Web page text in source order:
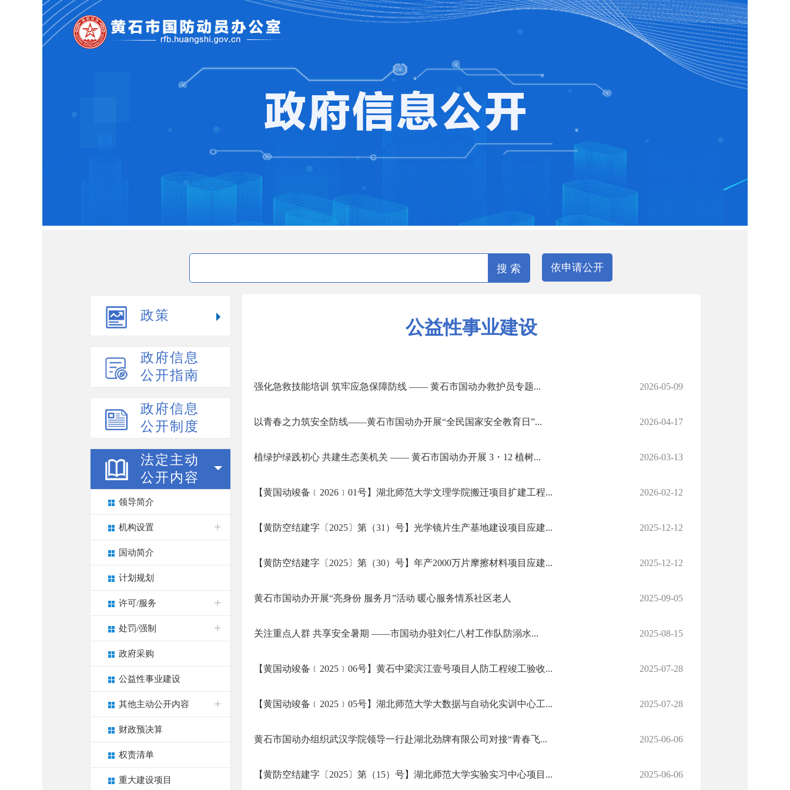
搜 索 依申请公开
政策
政府信息
公开指南
政府信息
公开制度
法定主动
公开内容
领导简介
机构设置
国动简介
计划规划
许可/服务
处罚/强制
政府采购
公益性事业建设
其他主动公开内容
财政预决算
权责清单
重大建设项目
公益性事业建设
2026-05-09
强化急救技能培训 筑牢应急保障防线 —— 黄石市国动办救护员专题...
2026-04-17
以青春之力筑安全防线——黄石市国动办开展“全民国家安全教育日”...
2026-03-13
植绿护绿践初心 共建生态美机关 —— 黄石市国动办开展 3・12 植树...
2026-02-12
【黄国动竣备﹝2026﹞01号】湖北师范大学文理学院搬迁项目扩建工程...
2025-12-12
【黄防空结建字〔2025〕第（31）号】光学镜片生产基地建设项目应建...
2025-12-12
【黄防空结建字〔2025〕第（30）号】年产2000万片摩擦材料项目应建...
2025-09-05
黄石市国动办开展“亮身份 服务月”活动 暖心服务情系社区老人
2025-08-15
关注重点人群 共享安全暑期 ——市国动办驻刘仁八村工作队防溺水...
2025-07-28
【黄国动竣备﹝2025﹞06号】黄石中梁滨江壹号项目人防工程竣工验收...
2025-07-28
【黄国动竣备﹝2025﹞05号】湖北师范大学大数据与自动化实训中心工...
2025-06-06
黄石市国动办组织武汉学院领导一行赴湖北劲牌有限公司对接“青春飞...
2025-06-06
【黄防空结建字〔2025〕第（15）号】湖北师范大学实验实习中心项目...